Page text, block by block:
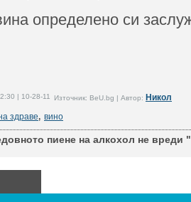
определено си
| 10-28-11 Източник: BeU.bg | Автор: Никол
здраве, вино
пиене на алкохол не вреди